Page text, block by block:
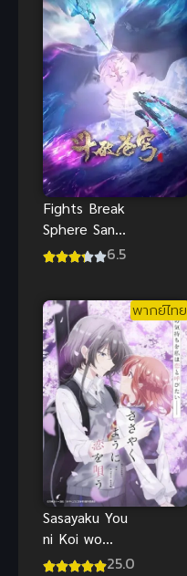
Fights Break
Sphere San
Nian Zhi Yao
พิเศษ 2021
6.5
พากย์ไทย
Sasayaku You
ni Koi wo
Utau ซับไทย25.0